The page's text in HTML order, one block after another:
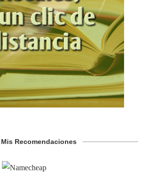
Mis Recomendaciones